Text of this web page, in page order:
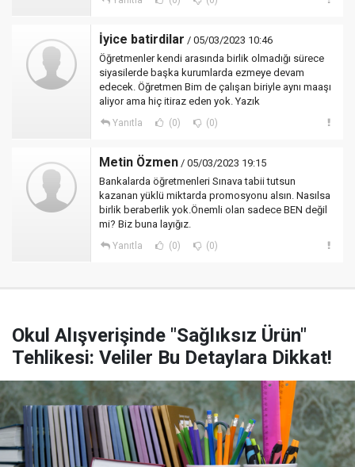
İyice batirdilar / 05/03/2023 10:46
Öğretmenler kendi arasında birlik olmadığı sürece
siyasilerde başka kurumlarda ezmeye devam
edecek. Öğretmen Bim de çalışan biriyle aynı maaşı
aliyor ama hiç itiraz eden yok. Yazık
Yanıtla (0) (0)
Metin Özmen / 05/03/2023 19:15
Bankalarda öğretmenleri Sınava tabii tutsun
kazanan yüklü miktarda promosyonu alsın. Nasılsa
birlik beraberlik yok.Önemli olan sadece BEN değil
mi? Biz buna layığız.
Yanıtla (0) (0)
Okul Alışverişinde "Sağlıksız Ürün"
Tehlikesi: Veliler Bu Detaylara Dikkat!